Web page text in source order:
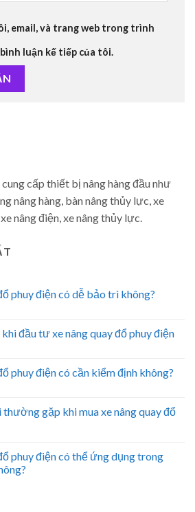
email, và trang web trong trình
luận kế tiếp của tôi.
cấp thiết bị nâng hàng đầu như
nâng hàng, bàn nâng thủy lực, xe
nâng điện, xe nâng thủy lực.
phuy điện có dễ bảo trì không?
đầu tư xe nâng quay đổ phuy điện
phuy điện có cần kiểm định không?
thường gặp khi mua xe nâng quay đổ
phuy điện có thể ứng dụng trong